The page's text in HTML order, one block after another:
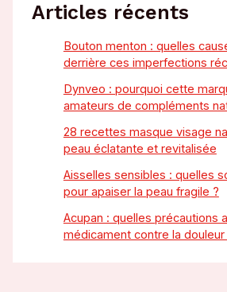
Articles récents
Bouton menton : quelles
derrière ces imperfections
Dynveo : pourquoi cette
amateurs de compléments
28 recettes masque visage
peau éclatante et revitalisée
Aisselles sensibles : quelles
pour apaiser la peau fragile ?
Acupan : quelles précautions
médicament contre la douleur